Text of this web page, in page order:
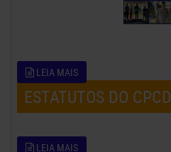
LEIA MAIS
ESTATUTOS DO CPCD
LEIA MAIS